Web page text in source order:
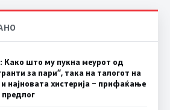
што му пукна меурот од
за пари“, така на талогот на
најновата хистерија – прифаќање